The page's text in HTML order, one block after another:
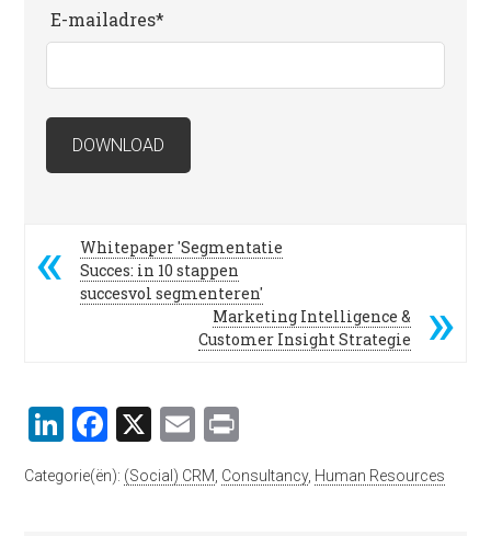
E-mailadres*
Whitepaper 'Segmentatie
Succes: in 10 stappen
succesvol segmenteren'
Marketing Intelligence &
Customer Insight Strategie
LinkedIn
Facebook
X Email
Categorie(ën): (Social) CRM Consultancy, Human Resources